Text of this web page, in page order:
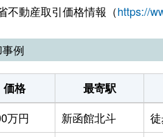
120万円 久根別
6,500万円 上磯
180万円 上磯
不動産取引価格情報（https://
例
価格 最寄駅
万円 新函館北斗